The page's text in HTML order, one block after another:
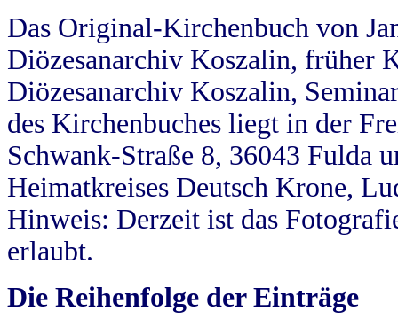
Das Original-Kirchenbuch von
Diözesanarchiv Koszalin, früher
Diözesanarchiv Koszalin,
des Kirchenbuches liegt in der
Schwank-Straße 8, 36043 Fulda
Heimatkreises Deutsch Krone,
Hinweis: Derzeit ist das
erlaubt.
Die Reihenfolge der Einträge